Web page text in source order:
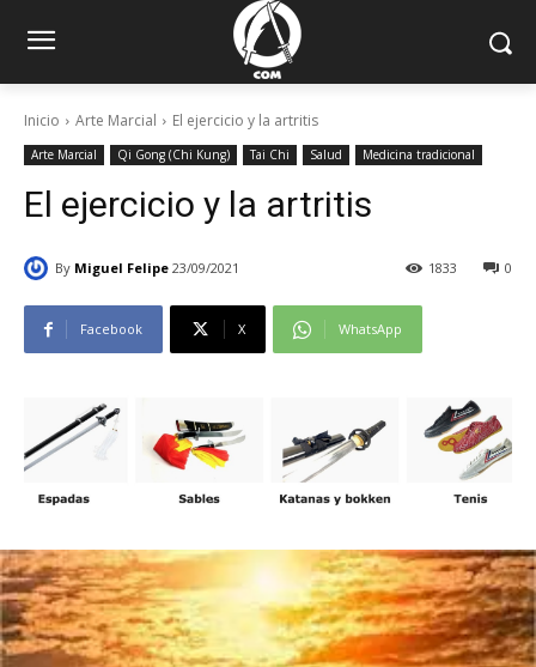
Inicio Arte Marcial El ejercicio y la artritis
Arte Marcial Qi Gong (Chi Kung) Tai Chi Salud Medicina tradicional
El ejercicio y la artritis
By Miguel Felipe 23/09/2021 0
1833
Facebook X WhatsApp